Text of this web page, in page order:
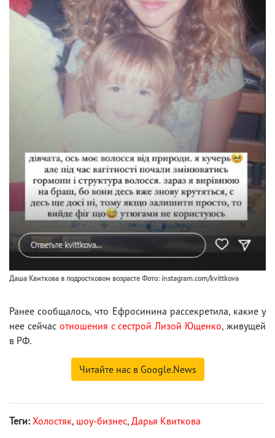
Даша Квиткова в подростковом возрасте Фото: instagram.com/kvittkova
Ранее сообщалось, что Ефросинина рассекретила, какие у
нее сейчас отношения с сестрой Лизой Ющенко, живущей
в РФ.
Читайте нас в Google.News
Теги: Холостяк, шоу-бизнес, Дарья Квиткова